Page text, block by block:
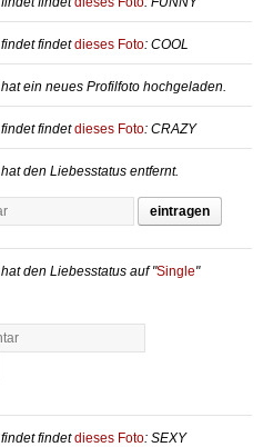
findetfindetdieses Foto: COOL
hat ein neues Profilfoto hochgeladen.
findetfindetdieses Foto: CRAZY
hat den Liebesstatus entfernt.
eintragen
hat den Liebesstatus auf "Single"
findetfindetdieses Foto: SEXY